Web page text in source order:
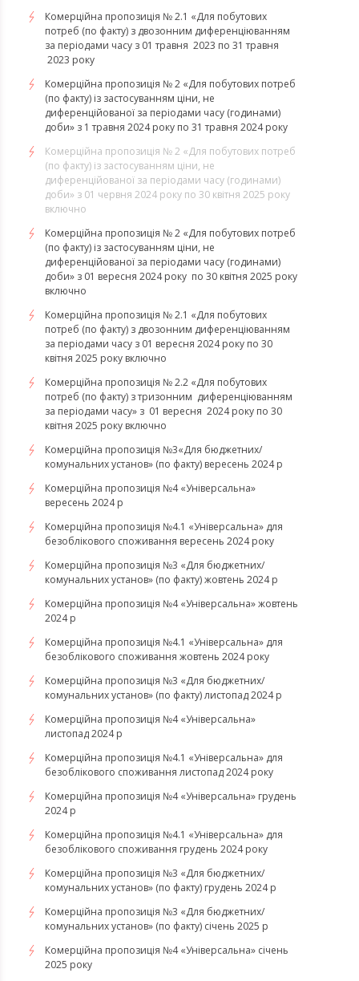
Комерційна пропозиція № 2.1 «Для побутових
потреб (по факту) з двозонним диференціюванням
за періодами часу з 01 травня 2023 по 31 травня
2023 року
Комерційна пропозиція № 2 «Для побутових потреб
(по факту) із застосуванням ціни, не
диференційованої за періодами часу (годинами)
доби» з 1 травня 2024 року по 31 травня 2024 року
Комерційна пропозиція № 2 «Для побутових потреб
(по факту) із застосуванням ціни, не
диференційованої за періодами часу (годинами)
доби» з 01 червня 2024 року по 30 квітня 2025 року
включно
Комерційна пропозиція № 2 «Для побутових потреб
(по факту) із застосуванням ціни, не
диференційованої за періодами часу (годинами)
доби» з 01 вересня 2024 року по 30 квітня 2025 року
включно
Комерційна пропозиція № 2.1 «Для побутових
потреб (по факту) з двозонним диференціюванням
за періодами часу з 01 вересня 2024 року по 30
квітня 2025 року включно
Комерційна пропозиція № 2.2 «Для побутових
потреб (по факту) з тризонним диференціюванням
за періодами часу» з 01 вересня 2024 року по 30
квітня 2025 року включно
Комерційна пропозиція №3«Для бюджетних/
комунальних установ» (по факту) вересень 2024 р
Комерційна пропозиція №4 «Універсальна»
вересень 2024 р
Комерційна пропозиція №4.1 «Універсальна» для
безоблікового споживання вересень 2024 року
Комерційна пропозиція №3 «Для бюджетних/
комунальних установ» (по факту) жовтень 2024 р
Комерційна пропозиція №4 «Універсальна» жовтень
2024 р
Комерційна пропозиція №4.1 «Універсальна» для
безоблікового споживання жовтень 2024 року
Комерційна пропозиція №3 «Для бюджетних/
комунальних установ» (по факту) листопад 2024 р
Комерційна пропозиція №4 «Універсальна»
листопад 2024 р
Комерційна пропозиція №4.1 «Універсальна» для
безоблікового споживання листопад 2024 року
Комерційна пропозиція №4 «Універсальна» грудень
2024 р
Комерційна пропозиція №4.1 «Універсальна» для
безоблікового споживання грудень 2024 року
Комерційна пропозиція №3 «Для бюджетних/
комунальних установ» (по факту) грудень 2024 р
Комерційна пропозиція №3 «Для бюджетних/
комунальних установ» (по факту) січень 2025 р
Комерційна пропозиція №4 «Універсальна» січень
2025 року